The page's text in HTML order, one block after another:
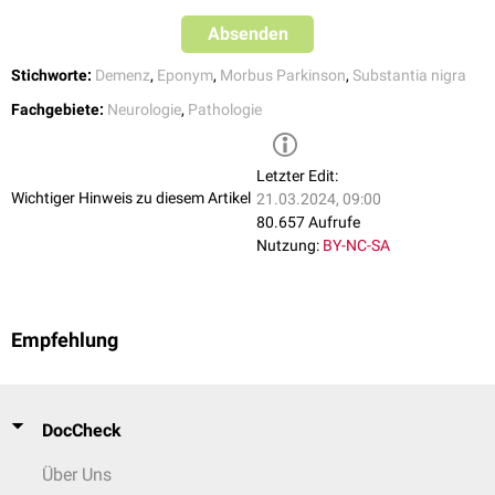
Absenden
Stichworte: Demenz, Eponym, Morbus Parkinson, Substantia nigra
Fachgebiete: Neurologie, Pathologie
Wichtiger Hinweis zu diesem Artikel
Letzter Edit:
21.03.2024, 09:00
80.657 Aufrufe
Nutzung: BY-NC-SA
Empfehlung
DocCheck
Über Uns